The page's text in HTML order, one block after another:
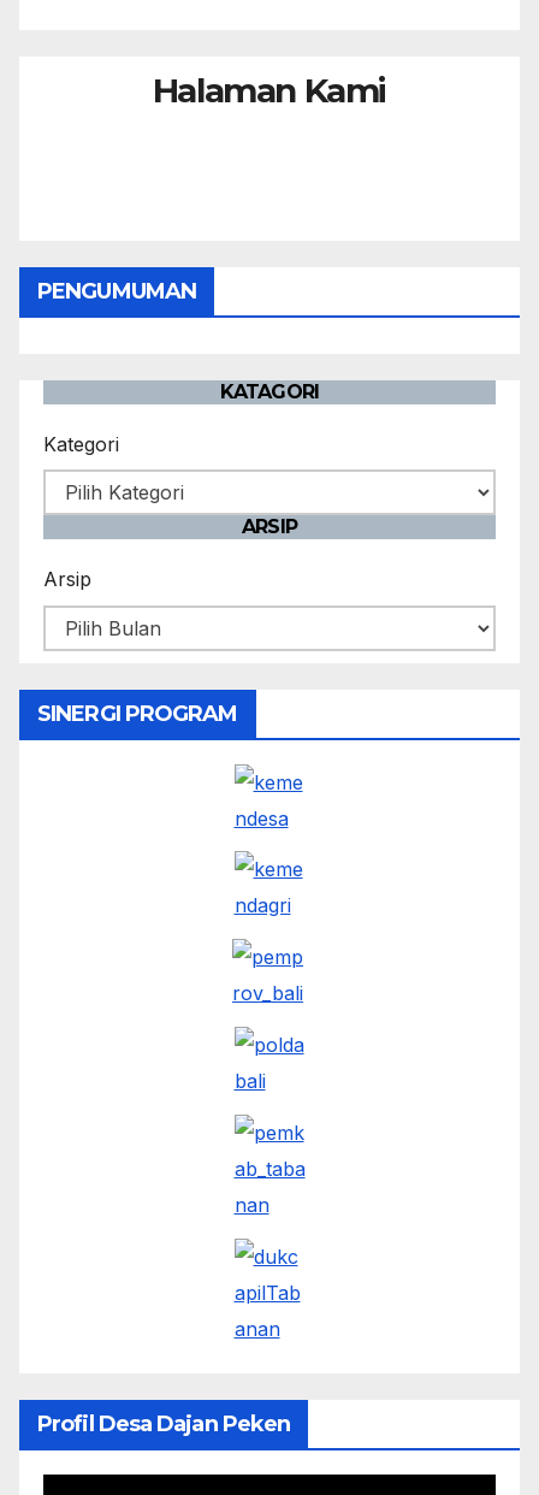
Halaman Kami
PENGUMUMAN
KATAGORI
Kategori
ARSIP
Arsip
SINERGI PROGRAM
Profil Desa Dajan Peken